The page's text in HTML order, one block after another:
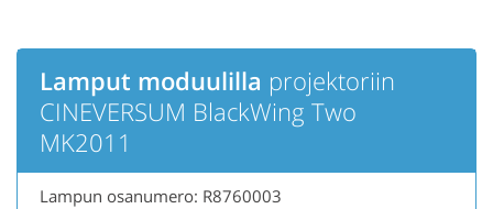
Lamput moduulilla projektoriin
CINEVERSUM BlackWing Two
MK2011
Lampun osanumero: R8760003